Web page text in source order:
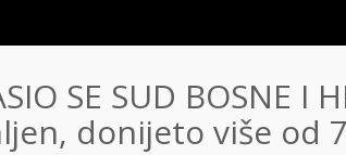
SE SUD BOSNE I
donijeto više od